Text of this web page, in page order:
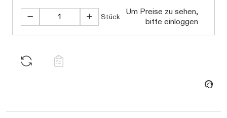
Stück
Um Preise zu sehen,
bitte einloggen